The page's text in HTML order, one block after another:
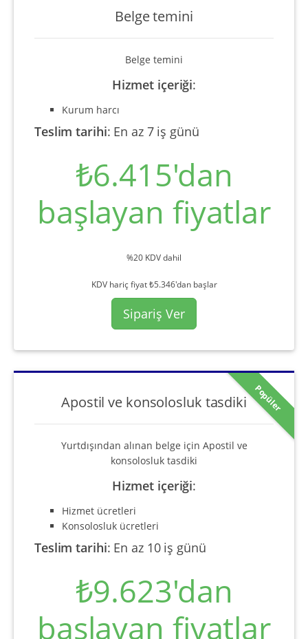
Belge temini
Belge temini
Hizmet içeriği:
Kurum harcı
Teslim tarihi: En az 7 iş günü
₺6.415'dan
başlayan fiyatlar
%20 KDV dahil
KDV hariç fiyat ₺5.346'dan başlar
Sipariş Ver
Popüler
Apostil ve konsolosluk tasdiki
Yurtdışından alınan belge için Apostil ve
konsolosluk tasdiki
Hizmet içeriği:
Hizmet ücretleri
Konsolosluk ücretleri
Teslim tarihi: En az 10 iş günü
₺9.623'dan
başlayan fiyatlar